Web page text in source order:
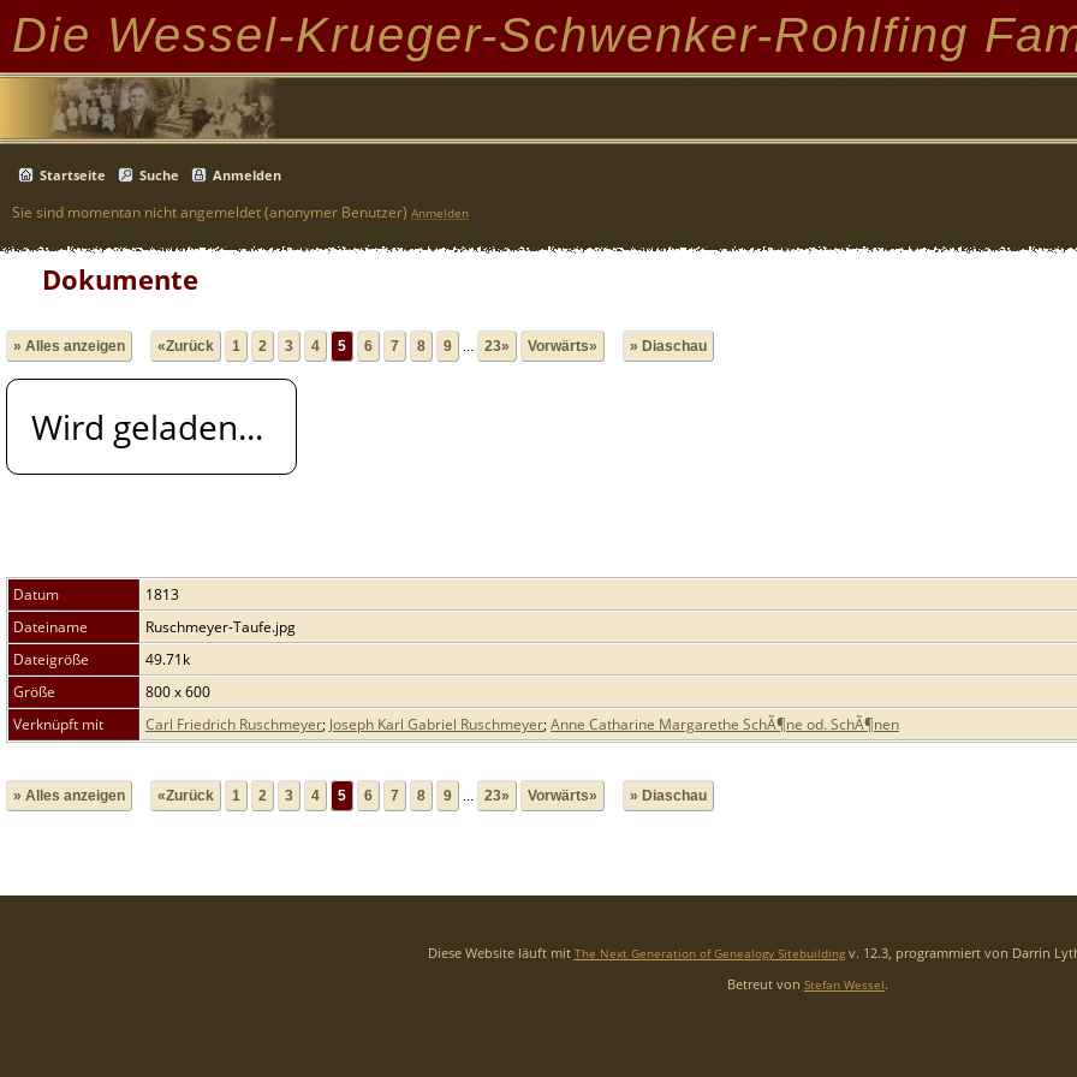
Die Wessel-Krueger-Schwenker-Rohlfing
Startseite Suche Anmelden
Sie sind momentan nicht angemeldet (anonymer Benutzer) Anmelden
Dokumente
» Alles anzeigen «Zurück 1 2 3 4 5 6 7 8 9 ... 23» Vorwärts» » Diaschau
Wird geladen...
Datum
1813
Dateiname
Ruschmeyer-Taufe.jpg
Dateigröße
49.71k
Größe
800 x 600
Verknüpft mit
Carl Friedrich Ruschmeyer; Joseph Karl Gabriel Ruschmeyer;Anne Catharine Margarethe SchÃ¶ne od. SchÃ¶nen
» Alles anzeigen «Zurück 1 2 3 4 5 6 7 8 9 ... 23» Vorwärts» » Diaschau
Diese Website läuft mit The Next Generation of Genealogy Sitebuildingv. 12.3, programmiert von Darrin
Betreut von Stefan Wessel.